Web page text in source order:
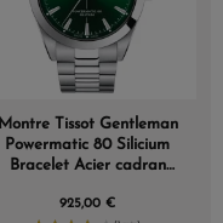
Montre Tissot Gentleman
Powermatic 80 Silicium
Bracelet Acier cadran
925,00 €